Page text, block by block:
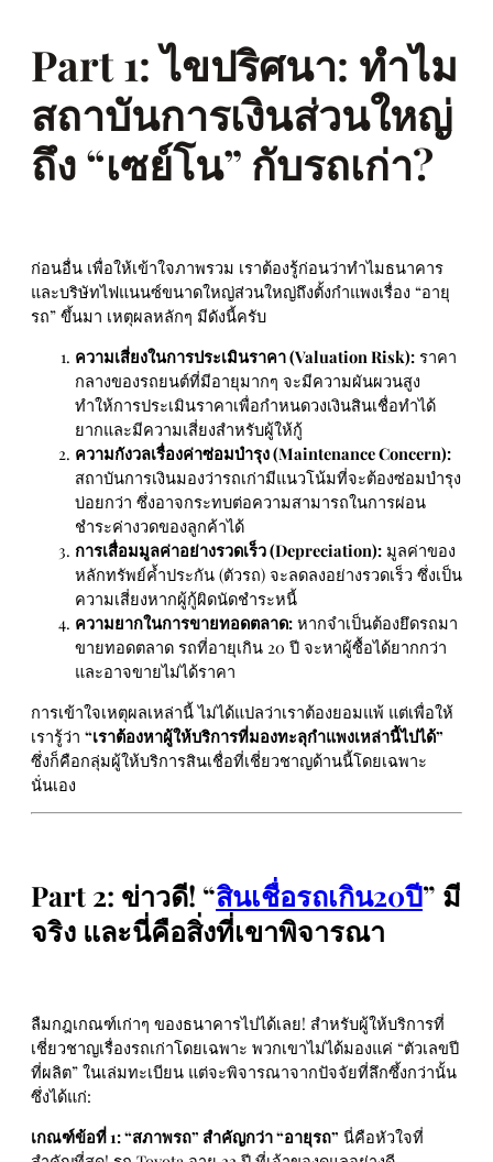
Part 1: ไขปริศนา: ทำไม
สถาบันการเงินส่วนใหญ่
ถึง “เซย์โน” กับรถเก่า?
ก่อนอื่น เพื่อให้เข้าใจภาพรวม เราต้องรู้ก่อนว่าทำไมธนาคาร
และบริษัทไฟแนนซ์ขนาดใหญ่ส่วนใหญ่ถึงตั้งกำแพงเรื่อง “อายุ
รถ” ขึ้นมา เหตุผลหลักๆ มีดังนี้ครับ
ความเสี่ยงในการประเมินราคา (Valuation Risk): ราคา
กลางของรถยนต์ที่มีอายุมากๆ จะมีความผันผวนสูง
ทำให้การประเมินราคาเพื่อกำหนดวงเงินสินเชื่อทำได้
ยากและมีความเสี่ยงสำหรับผู้ให้กู้
ความกังวลเรื่องค่าซ่อมบำรุง (Maintenance Concern):
สถาบันการเงินมองว่ารถเก่ามีแนวโน้มที่จะต้องซ่อมบำรุง
บ่อยกว่า ซึ่งอาจกระทบต่อความสามารถในการผ่อน
ชำระค่างวดของลูกค้าได้
การเสื่อมมูลค่าอย่างรวดเร็ว (Depreciation): มูลค่าของ
หลักทรัพย์ค้ำประกัน (ตัวรถ) จะลดลงอย่างรวดเร็ว ซึ่งเป็น
ความเสี่ยงหากผู้กู้ผิดนัดชำระหนี้
ความยากในการขายทอดตลาด: หากจำเป็นต้องยึดรถมา
ขายทอดตลาด รถที่อายุเกิน 20 ปี จะหาผู้ซื้อได้ยากกว่า
และอาจขายไม่ได้ราคา
การเข้าใจเหตุผลเหล่านี้ ไม่ได้แปลว่าเราต้องยอมแพ้ แต่เพื่อให้
เรารู้ว่า “เราต้องหาผู้ให้บริการที่มองทะลุกำแพงเหล่านี้ไปได้”
ซึ่งก็คือกลุ่มผู้ให้บริการสินเชื่อที่เชี่ยวชาญด้านนี้โดยเฉพาะ
นั่นเอง
Part 2: ข่าวดี! “สินเชื่อรถเกิน20ปี” มี
จริง และนี่คือสิ่งที่เขาพิจารณา
ลืมกฎเกณฑ์เก่าๆ ของธนาคารไปได้เลย! สำหรับผู้ให้บริการที่
เชี่ยวชาญเรื่องรถเก่าโดยเฉพาะ พวกเขาไม่ได้มองแค่ “ตัวเลขปี
ที่ผลิต” ในเล่มทะเบียน แต่จะพิจารณาจากปัจจัยที่ลึกซึ้งกว่านั้น
ซึ่งได้แก่:
เกณฑ์ข้อที่ 1: “สภาพรถ” สำคัญกว่า “อายุรถ” นี่คือหัวใจที่